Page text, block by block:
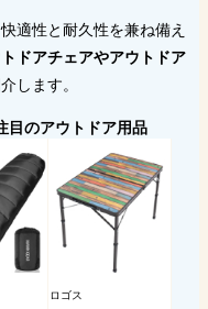
適性と耐久性を兼ね備え
ドアチェアやアウトドア
します。
目のアウトドア用品
ロゴス